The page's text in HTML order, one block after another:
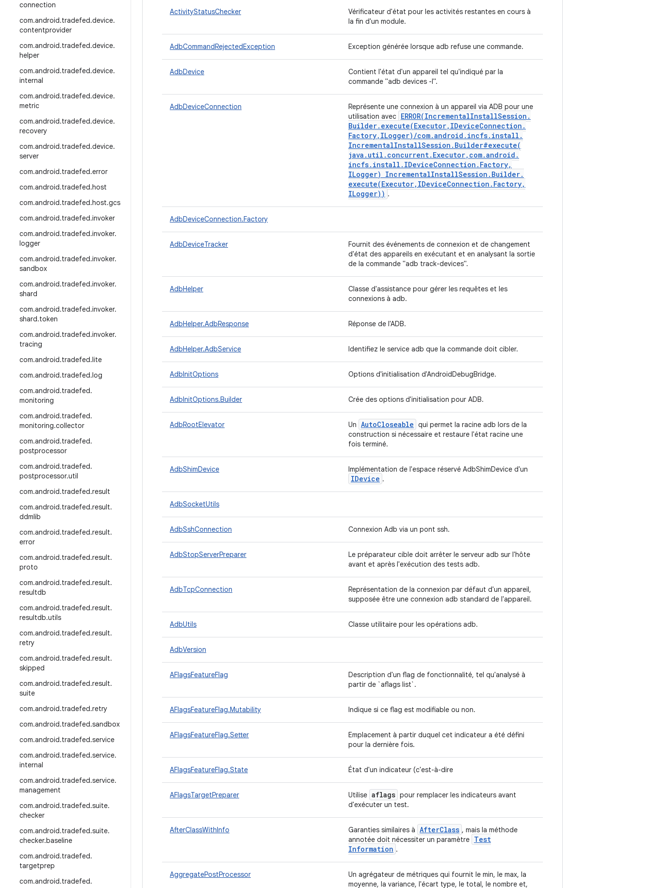
connection
com.android.tradefed.device.
contentprovider
com.android.tradefed.device.
helper
com.android.tradefed.device.
internal
com.android.tradefed.device.
metric
com.android.tradefed.device.
recovery
com.android.tradefed.device.
server
com.android.tradefed.error
com.android.tradefed.host
com.android.tradefed.host.gcs
com.android.tradefed.invoker
com.android.tradefed.invoker.
logger
com.android.tradefed.invoker.
sandbox
com.android.tradefed.invoker.
shard
com.android.tradefed.invoker.
shard.token
com.android.tradefed.invoker.
tracing
com.android.tradefed.lite
com.android.tradefed.log
com.android.tradefed.
monitoring
com.android.tradefed.
monitoring.collector
com.android.tradefed.
postprocessor
com.android.tradefed.
postprocessor.util
com.android.tradefed.result
com.android.tradefed.result.
ddmlib
com.android.tradefed.result.
error
com.android.tradefed.result.
proto
com.android.tradefed.result.
resultdb
com.android.tradefed.result.
resultdb.utils
com.android.tradefed.result.
retry
com.android.tradefed.result.
skipped
com.android.tradefed.result.
suite
com.android.tradefed.retry
com.android.tradefed.sandbox
com.android.tradefed.service
com.android.tradefed.service.
internal
com.android.tradefed.service.
management
com.android.tradefed.suite.
checker
com.android.tradefed.suite.
checker.baseline
com.android.tradefed.
targetprep
com.android.tradefed.
ActivityStatusChecker
Vérificateur d'état pour les activités restantes en cours à
la fin d'un module.
AdbCommandRejectedException Exception générée lorsque adb refuse une commande.
AdbDevice
Contient l'état d'un appareil tel qu'indiqué par la
commande "adb devices -l".
AdbDeviceConnection
Représente une connexion à un appareil via ADB pour une
utilisation avec ERROR(IncrementalInstallSession .
Builder. execute(Executor, IDeviceConnection .
Factory, ILogger) /com.android . incfs. install .
IncrementalInstallSession . Builder#execute(
java . util . concurrent. Executor, com.android .
incfs. install . IDeviceConnection . Factory,
ILogger) IncrementalInstallSession . Builder.
execute(Executor, IDeviceConnection . Factory,
ILogger)) .
AdbDeviceConnection.Factory
AdbDeviceTracker
Fournit des événements de connexion et de changement
d'état des appareils en exécutant et en analysant la sortie
de la commande "adb track-devices".
AdbHelper
Classe d'assistance pour gérer les requêtes et les
connexions à adb.
AdbHelper.AdbResponse Réponse de l'ADB.
AdbHelper.AdbService Identifiez le service adb que la commande doit cibler.
AdbInitOptions Options d'initialisation d'AndroidDebugBridge.
AdbInitOptions.Builder Crée des options d'initialisation pour ADB.
AdbRootElevator Un AutoCloseable qui permet la racine adb lors de la
construction si nécessaire et restaure l'état racine une
fois terminé.
AdbShimDevice Implémentation de l'espace réservé AdbShimDevice d'un
IDevice .
AdbSocketUtils
AdbSshConnection Connexion Adb via un pont ssh.
AdbStopServerPreparer
Le préparateur cible doit arrêter le serveur adb sur l'hôte
avant et après l'exécution des tests adb.
AdbTcpConnection
Représentation de la connexion par défaut d'un appareil,
supposée être une connexion adb standard de l'appareil.
AdbUtils Classe utilitaire pour les opérations adb.
AdbVersion
AFlagsFeatureFlag
Description d'un flag de fonctionnalité, tel qu'analysé à
partir de `aflags list`.
AFlagsFeatureFlag.Mutability Indique si ce flag est modifiable ou non.
AFlagsFeatureFlag.Setter
Emplacement à partir duquel cet indicateur a été défini
pour la dernière fois.
AFlagsFeatureFlag.State État d'un indicateur (c'est-à-dire
AFlagsTargetPreparer Utilise aflags pour remplacer les indicateurs avant
d'exécuter un test.
AfterClassWithInfo Garanties similaires à AfterClass , mais la méthode
annotée doit nécessiter un paramètre Test
Information .
AggregatePostProcessor
Un agrégateur de métriques qui fournit le min, le max, la
moyenne, la variance, l'écart type, le total, le nombre et,